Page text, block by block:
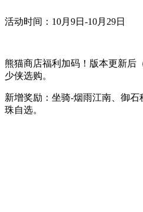
活动时间：10月9日-10月29日
熊猫商店福利加码！版本更新后
少侠选购。
新增奖励：坐骑-烟雨江南、御石
珠自选。